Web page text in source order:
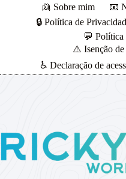
👱 Sobre mim 📧
🔒 Política de
💬 Política
⚠️ Isenção de
♿ Declaração de